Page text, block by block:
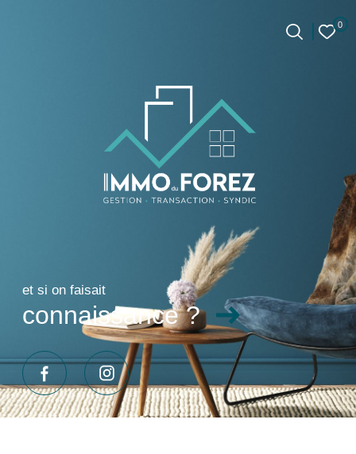
0
et si on faisait
connaissance ?